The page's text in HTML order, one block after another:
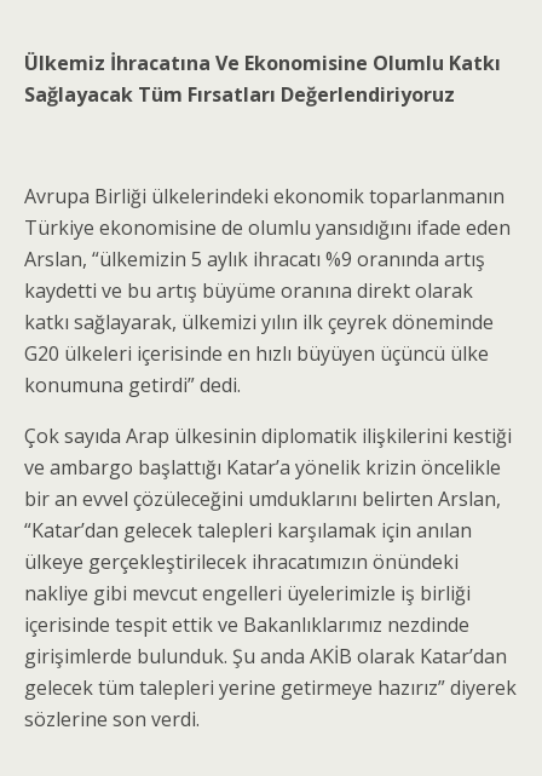
Ülkemiz İhracatına Ve Ekonomisine Olumlu Katkı
Sağlayacak Tüm Fırsatları Değerlendiriyoruz
Avrupa Birliği ülkelerindeki ekonomik toparlanmanın
Türkiye ekonomisine de olumlu yansıdığını ifade eden
Arslan, “ülkemizin 5 aylık ihracatı %9 oranında artış
kaydetti ve bu artış büyüme oranına direkt olarak
katkı sağlayarak, ülkemizi yılın ilk çeyrek döneminde
G20 ülkeleri içerisinde en hızlı büyüyen üçüncü ülke
konumuna getirdi” dedi.
Çok sayıda Arap ülkesinin diplomatik ilişkilerini kestiği
ve ambargo başlattığı Katar’a yönelik krizin öncelikle
bir an evvel çözüleceğini umduklarını belirten Arslan,
“Katar’dan gelecek talepleri karşılamak için anılan
ülkeye gerçekleştirilecek ihracatımızın önündeki
nakliye gibi mevcut engelleri üyelerimizle iş birliği
içerisinde tespit ettik ve Bakanlıklarımız nezdinde
girişimlerde bulunduk. Şu anda AKİB olarak Katar’dan
gelecek tüm talepleri yerine getirmeye hazırız” diyerek
sözlerine son verdi.